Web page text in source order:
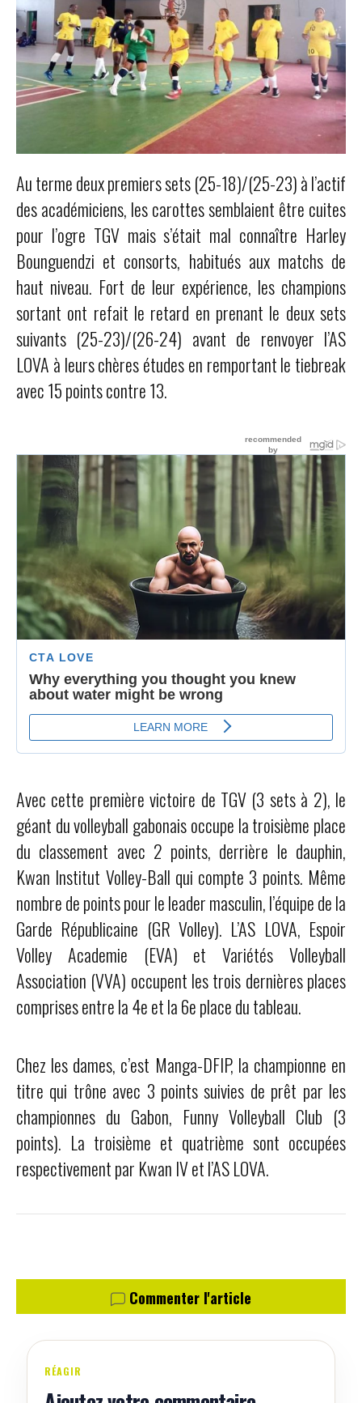
Au terme deux premiers sets (25-18)/(25-23) à l’actif
des académiciens, les carottes semblaient être cuites
pour l’ogre TGV mais s’était mal connaître Harley
Bounguendzi et consorts, habitués aux matchs de
haut niveau. Fort de leur expérience, les champions
sortant ont refait le retard en prenant le deux sets
suivants (25-23)/(26-24) avant de renvoyer l’AS
LOVA à leurs chères études en remportant le tiebreak
avec 15 points contre 13.
Avec cette première victoire de TGV (3 sets à 2), le
géant du volleyball gabonais occupe la troisième place
du classement avec 2 points, derrière le dauphin,
Kwan Institut Volley-Ball qui compte 3 points. Même
nombre de points pour le leader masculin, l’équipe de la
Garde Républicaine (GR Volley). L’AS LOVA, Espoir
Volley Academie (EVA) et Variétés Volleyball
Association (VVA) occupent les trois dernières places
comprises entre la 4e et la 6e place du tableau.
Chez les dames, c’est Manga-DFIP, la championne en
titre qui trône avec 3 points suivies de prêt par les
championnes du Gabon, Funny Volleyball Club (3
points). La troisième et quatrième sont occupées
respectivement par Kwan IV et l’AS LOVA.
Commenter l'article
RÉAGIR